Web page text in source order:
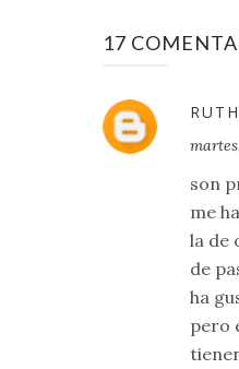
17
RUTH
son
me
la de
de
ha
pero